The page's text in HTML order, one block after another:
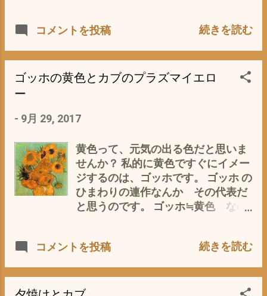
する時、グリップヒーターやナック
たが、 やはりカブには、気楽さが一
番 でもって少しばかりの 地味なオ
めてこのハンドルウォオーマーとの
れで乗り切る予定でございます。
ティナホワイト 4位 バージンベ
希少な色 がプコブルー これがまた人
気色でヤフオク相場でも この色だ
け最寄りのバイク屋さんで見積もり
り です(ﾟ∀ﾟ) これじゃ オリジナ
ルで塗り替えるのも手じゃないか
と 一考。 世田谷ベースカラー なん
か良いですね〜 （ちなみにこの色
アメリカ空軍基地のイメージだそう
つや消しのマットです 画像は 調色屋
ら、 失敗したり、あきても、着替え
ることができますが カブでは、ほと
コメントを投稿 続きを読む
ゴッホの黄色とカブのプラズマイエロ
ー
- 9月 29, 2017
黄色って、元気の出る色だと思いま
せんか？ 私的に黄色ですぐにイメー
ジするのは、ゴッホです。 ゴッホ の
ひまわりの連作なんか その代表だ
と思うのです。 ゴッホ≒黄色 なの
すのは、 雨の日も風の日でも 毎朝
姉さんが乗っていたリトルカブの黄
色 朝早く薄暗い中 カブ独特の音を
コメントを投稿 続きを読む